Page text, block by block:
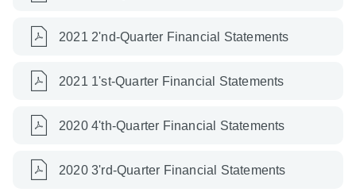
2021 2'nd-Quarter Financial Statements
2021 1'st-Quarter Financial Statements
2020 4'th-Quarter Financial Statements
2020 3'rd-Quarter Financial Statements